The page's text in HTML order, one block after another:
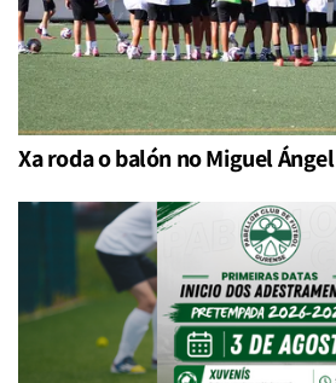
Xa roda o balón no Miguel Ángel